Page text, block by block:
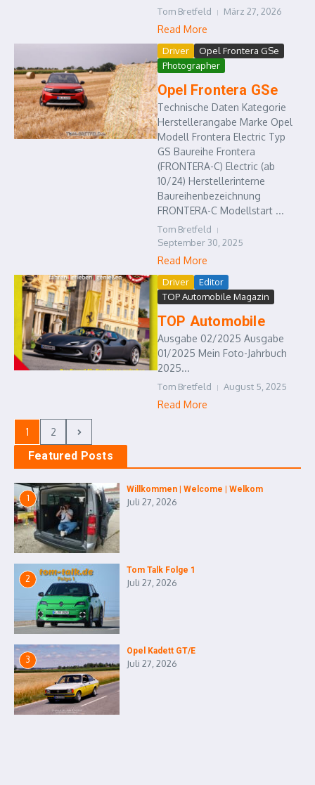
Tom Bretfeld März 27, 2026
Read More
Driver
Opel Frontera GSe
Photographer
Opel Frontera GSe
Technische Daten Kategorie
Herstellerangabe Marke Opel
Modell Frontera Electric Typ
GS Baureihe Frontera
(FRONTERA-C) Electric (ab
10/24) Herstellerinterne
Baureihenbezeichnung
FRONTERA-C Modellstart ...
Tom Bretfeld
September 30, 2025
Read More
Driver
Editor
TOP Automobile Magazin
TOP Automobile
Ausgabe 02/2025 Ausgabe
01/2025 Mein Foto-Jahrbuch
2025...
Tom Bretfeld August 5, 2025
Read More
1 2
Featured Posts
1
Willkommen | Welcome | Welkom
Juli 27, 2026
2
Tom Talk Folge 1
Juli 27, 2026
3
Opel Kadett GT/E
Juli 27, 2026